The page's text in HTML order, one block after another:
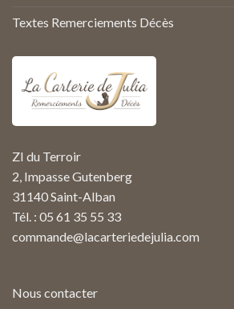
Textes Remerciements Décès
ZI du Terroir
2, Impasse Gutenberg
31140 Saint-Alban
Tél. : 05 61 35 55 33
commande@lacarteriedejulia.com
Nous contacter